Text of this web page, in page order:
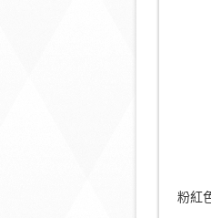
粉紅